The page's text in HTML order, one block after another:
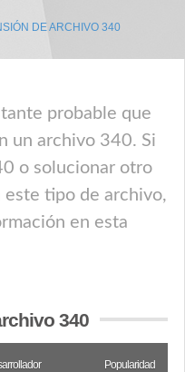
DE ARCHIVO 340
probable que
un archivo 340. Si
o solucionar otro
tipo de archivo,
en esta
340
Popularidad